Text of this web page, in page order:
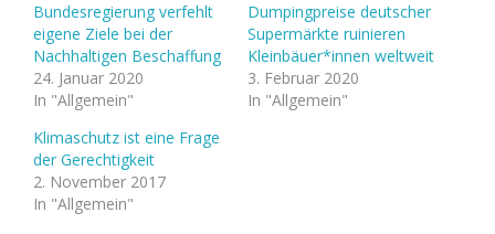
Bundesregierung verfehlt
eigene Ziele bei der
Nachhaltigen Beschaffung
24. Januar 2020
In "Allgemein"
Dumpingpreise deutscher
Supermärkte ruinieren
Kleinbäuer*innen weltweit
3. Februar 2020
In "Allgemein"
Klimaschutz ist eine Frage
der Gerechtigkeit
2. November 2017
In "Allgemein"